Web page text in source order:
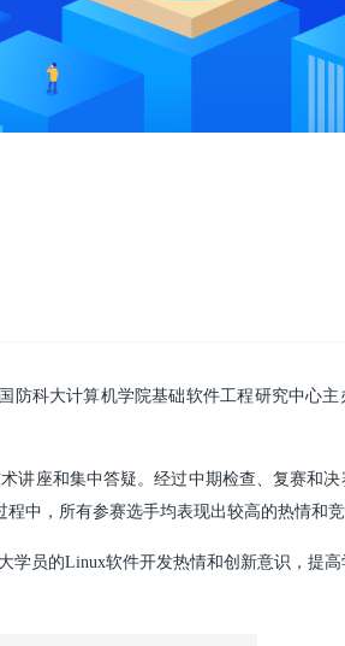
防科大计算机学院基础软件工程研究中心
讲座和集中答疑。经过中期检查、复赛和
中，所有参赛选手均表现出较高的热情和
员的Linux软件开发热情和创新意识，提